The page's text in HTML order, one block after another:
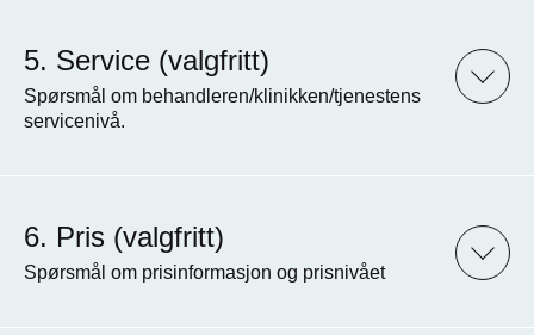
Service (valgfritt)
Spørsmål om behandleren/klinikken/tjenestens
servicenivå.
Pris (valgfritt)
Spørsmål om prisinformasjon og prisnivået